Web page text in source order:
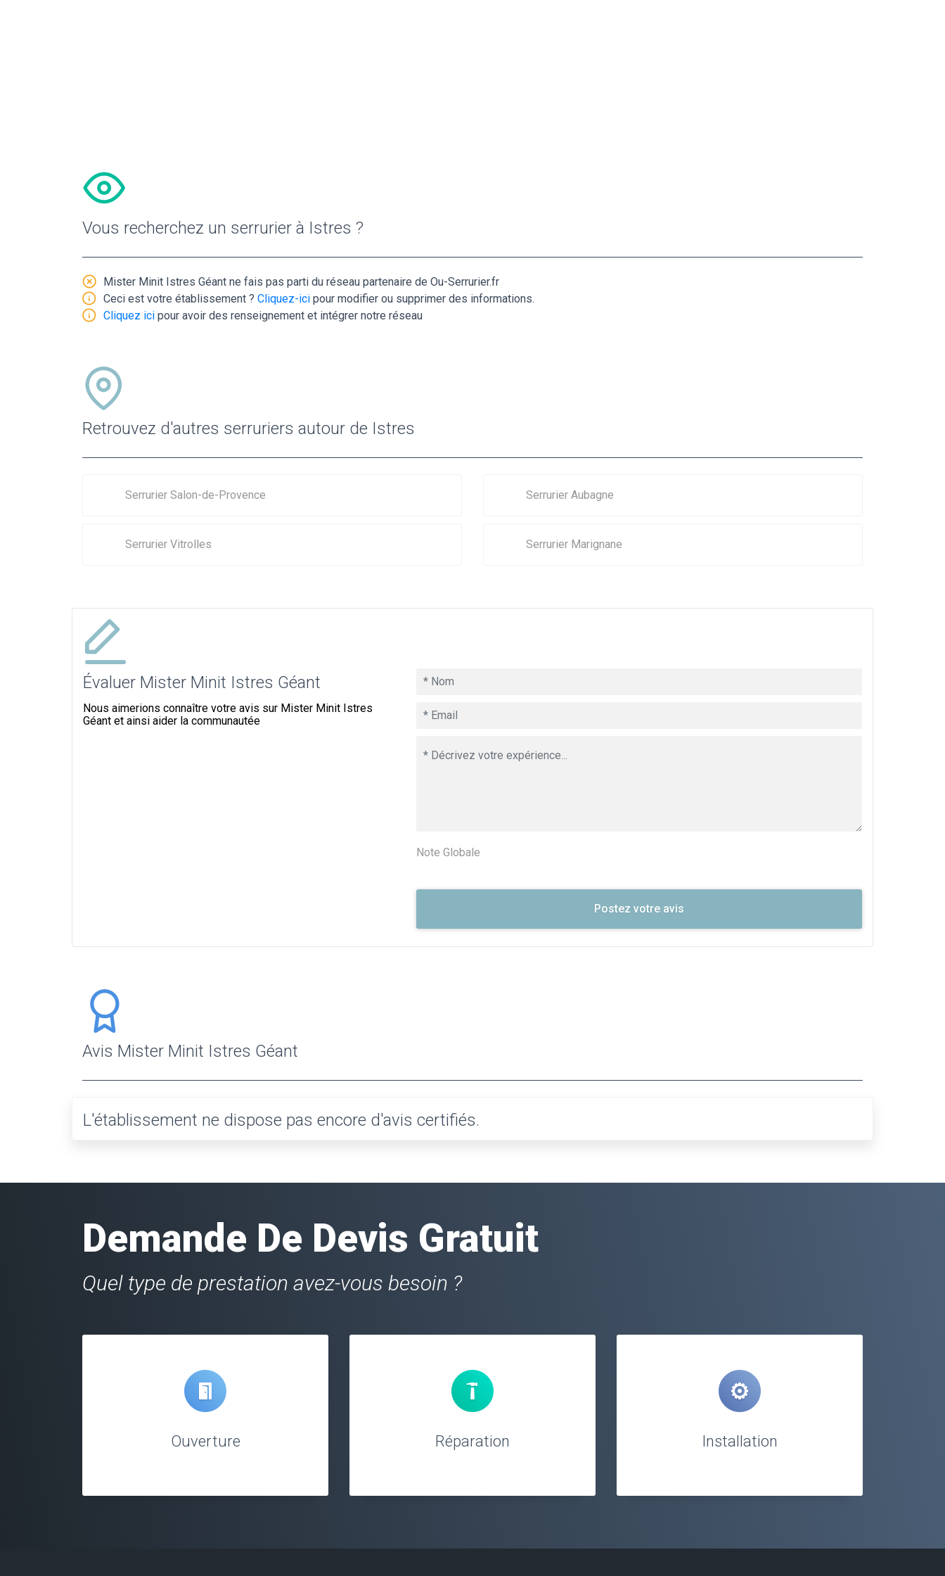
Vous recherchez un serrurier à Istres ?
Mister Minit Istres Géant ne fais pas parti du réseau partenaire de Ou-Serrurier.fr
Ceci est votre établissement ? Cliquez-ici pour modifier ou supprimer des informations.
Cliquez ici pour avoir des renseignement et intégrer notre réseau
Retrouvez d'autres serruriers autour de Istres
Serrurier Salon-de-Provence Serrurier Aubagne
Serrurier Vitrolles Serrurier Marignane
Évaluer Mister Minit Istres Géant
Nous aimerions connaître votre avis sur Mister Minit Istres
Géant et ainsi aider la communautée
Note Globale
Avis Mister Minit Istres Géant
L'établissement ne dispose pas encore d'avis certifiés.
Demande De Devis Gratuit
Quel type de prestation avez-vous besoin ?
Ouverture Réparation Installation